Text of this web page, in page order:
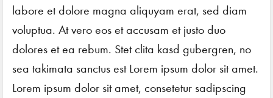
labore et dolore magna aliquyam erat, sed diam
voluptua. At vero eos et accusam et justo duo
dolores et ea rebum. Stet clita kasd gubergren, no
sea takimata sanctus est Lorem ipsum dolor sit amet.
Lorem ipsum dolor sit amet, consetetur sadipscing